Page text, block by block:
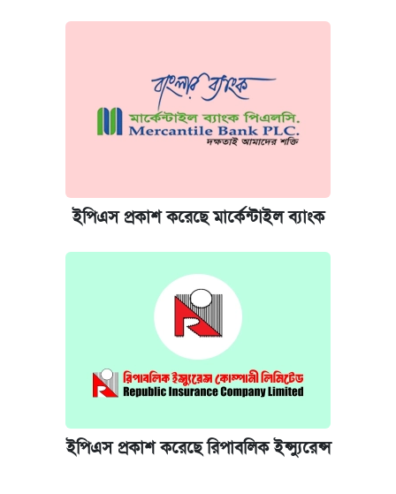
ইপিএস প্রকাশ করেছে মার্কেন্টাইল ব্যাংক
ইপিএস প্রকাশ করেছে রিপাবলিক ইন্স্যুরেন্স